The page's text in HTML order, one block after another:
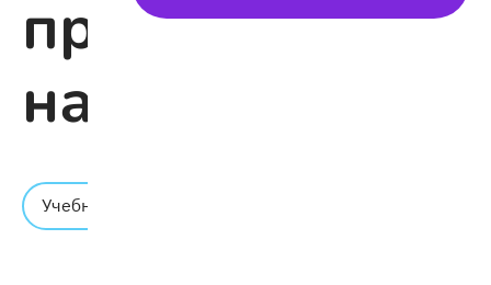
правописание
наречий
Учебник